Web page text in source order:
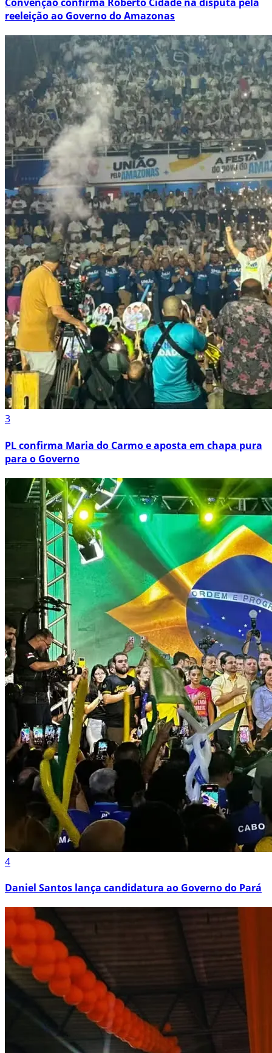
reeleição ao Governo do Amazonas
3
PL confirma Maria do Carmo e aposta em chapa pura
para o Governo
4
Daniel Santos lança candidatura ao Governo do Pará